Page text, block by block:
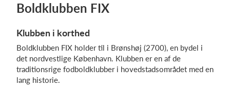
Kalender
Kontingentopkrævning
Hjemmeside
Webshop
Boldklubben FIX
Klubben i korthed
Boldklubben FIX holder til i Brønshøj (2700), en bydel i
det nordvestlige København. Klubben er en af de
traditionsrige fodboldklubber i hovedstadsområdet med en
lang historie.